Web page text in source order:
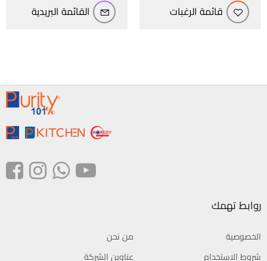
قائمة الرغبات القائمة البريدية
روابط تهمك
من نحن
الخصوصية
عناوين الشركة
شروط الاستخدام